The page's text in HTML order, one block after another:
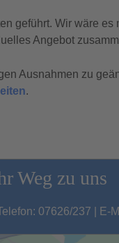
geführt. Wir wäre
Angebot
Ausnahmen zu
.
Weg zu uns
07626/237 | E-